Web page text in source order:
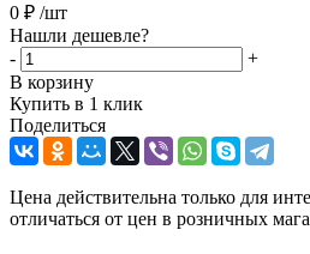
0 ₽ /шт
Нашли дешевле?
-
+
В корзину
Купить в 1 клик
Поделиться
Цена действительна только для
отличаться от цен в розничных